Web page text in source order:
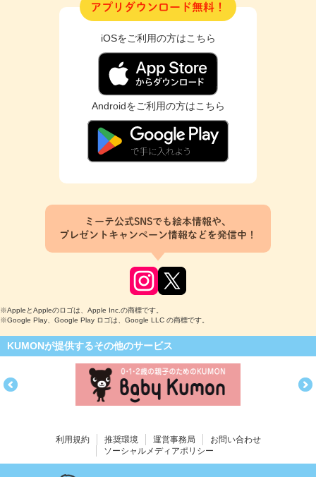
アプリダウンロード無料！
iOSをご利用の方はこちら
Androidをご利用の方はこちら
ミーテ公式SNSでも絵本情報や、
プレゼントキャンペーン情報などを発信中！
※AppleとAppleのロゴは、Apple Inc.の商標です。
※Google Play、Google Play ロゴは、Google LLC の商標です。
KUMONが提供するその他のサービス
利用規約 推奨環境 運営事務局
お問い合わせ
ソーシャルメディアポリシー